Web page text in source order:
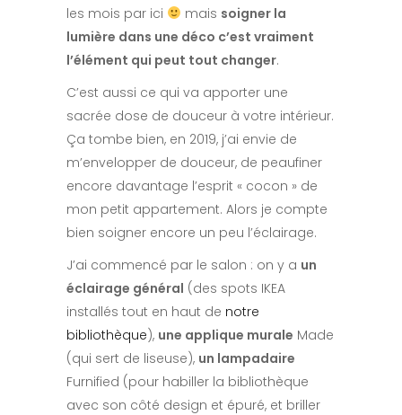
les mois par ici
mais soigner la
lumière dans une déco c’est vraiment
l’élément qui peut tout changer.
C’est aussi ce qui va apporter une
sacrée dose de douceur à votre intérieur.
Ça tombe bien, en 2019, j’ai envie de
m’envelopper de douceur, de peaufiner
encore davantage l’esprit « cocon » de
mon petit appartement. Alors je compte
bien soigner encore un peu l’éclairage.
J’ai commencé par le salon : on y a un
éclairage général (des spots IKEA
installés tout en haut de notre
bibliothèque), une applique murale Made
(qui sert de liseuse), un lampadaire
Furnified (pour habiller la bibliothèque
avec son côté design et épuré, et briller